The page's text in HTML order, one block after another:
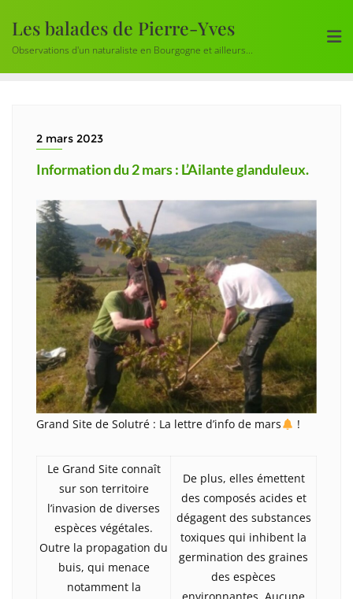
content
Les balades de Pierre-Yves
Observations d'un naturaliste en Bourgogne et ailleurs...
2 mars 2023
Information du 2 mars : L’Ailante glanduleux.
Grand Site de Solutré : La lettre d’info de mars !
Le Grand Site connaît
sur son territoire
l’invasion de diverses
espèces végétales.
Outre la propagation du
buis, qui menace
notamment la
De plus, elles émettent
des composés acides et
dégagent des substances
toxiques qui inhibent la
germination des graines
des espèces